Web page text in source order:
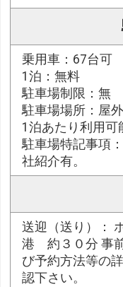
乗用車：67台可
1泊：無料
駐車場制限：無
駐車場場所：屋
1泊あたり利用可
駐車場特記事項
社紹介有。
送迎（送り）：
港 約３０分 事
び予約方法等の
認下さい。